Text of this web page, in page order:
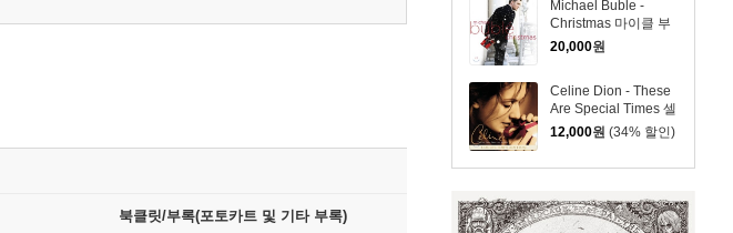
Michael Buble -
Christmas 마이클 부
블레 크리스마스 캐럴
20,000원
Celine Dion - These
Are Special Times 셀
린 디옹 크리스마스
12,000원 (34% 할인)
북클릿/부록(포토카트 및 기타 부록)